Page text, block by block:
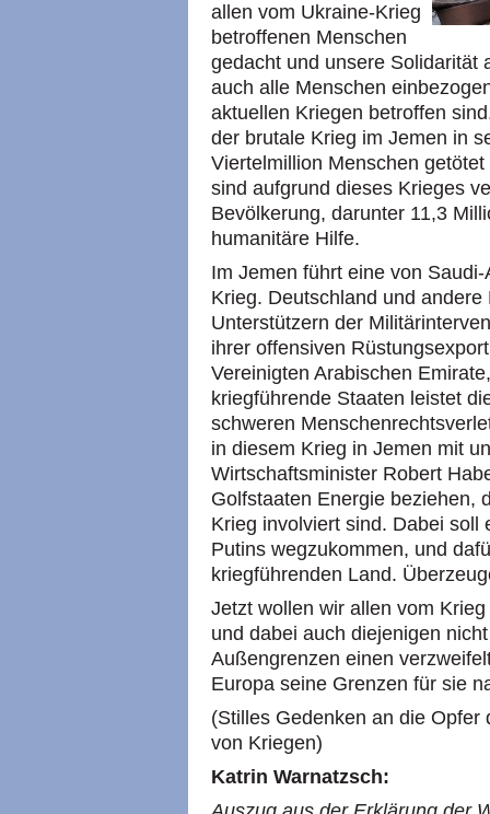
allen vom Ukraine-Krieg
betroffenen Menschen
gedacht und unsere Solidarität
auch alle Menschen
aktuellen Kriegen betroffen
der brutale Krieg im Jemen in
Viertelmillion Menschen
sind aufgrund dieses Krieges
Bevölkerung, darunter 11,3
humanitäre Hilfe.
Im Jemen führt eine von
Krieg. Deutschland und
Unterstützern der
ihrer offensiven
Vereinigten Arabischen
kriegführende Staaten leistet
schweren
in diesem Krieg in Jemen mit
Wirtschaftsminister Robert
Golfstaaten Energie beziehen,
Krieg involviert sind. Dabei soll
Putins wegzukommen, und
kriegführenden Land.
Jetzt wollen wir allen vom
und dabei auch diejenigen
Außengrenzen einen
Europa seine Grenzen für sie
(Stilles Gedenken an die
von Kriegen)
Katrin Warnatzsch: